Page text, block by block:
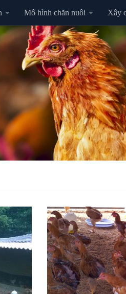
Mô hình chăn nuôi Xây